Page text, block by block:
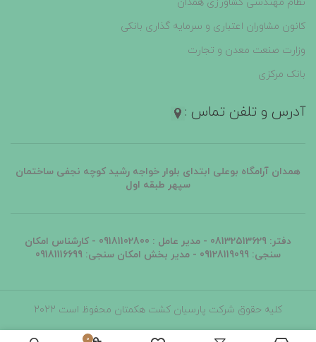
کانون مشاوران اعتباری و سرمایه گذاری بانکی
وزارت صنعت معدن و تجارت
بانک مرکزی
آدرس و تلفن تماس :
همدان آرامگاه بوعلی ابتدای بلوار خواجه رشید کوچه نجفی ساختمان
سپهر طبقه اول
دفتر: 08132513629 - مدیر عامل : 09181102800 -
کارشناس امکان
سنجی: 09128119099
- مدیر بخش امکان سنجی: 09181116699
کلیه حقوق شرکت پارسیان کشت هکمتان محفوظ است 2022
0